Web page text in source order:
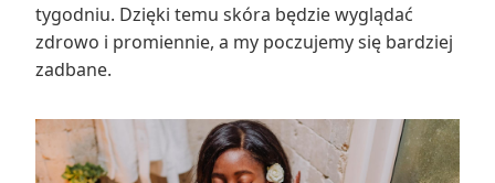
tygodniu. Dzięki temu skóra będzie wyglądać
zdrowo i promiennie, a my poczujemy się bardziej
zadbane.